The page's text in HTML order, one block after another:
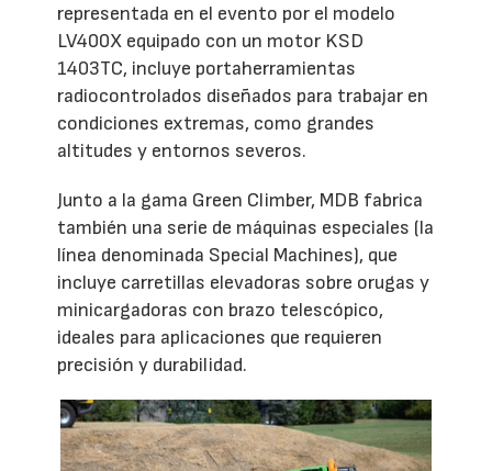
representada en el evento por el modelo
LV400X equipado con un motor KSD
1403TC, incluye portaherramientas
radiocontrolados diseñados para trabajar en
condiciones extremas, como grandes
altitudes y entornos severos.
Junto a la gama Green Climber, MDB fabrica
también una serie de máquinas especiales (la
línea denominada Special Machines), que
incluye carretillas elevadoras sobre orugas y
minicargadoras con brazo telescópico,
ideales para aplicaciones que requieren
precisión y durabilidad.